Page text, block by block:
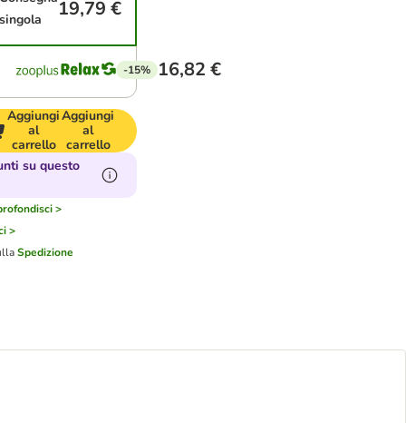
singola
19,79 €
-15% 16,82 €
Aggiungi
al
carrello
Aggiungi
al
carrello
su questo
>
>
Spedizione